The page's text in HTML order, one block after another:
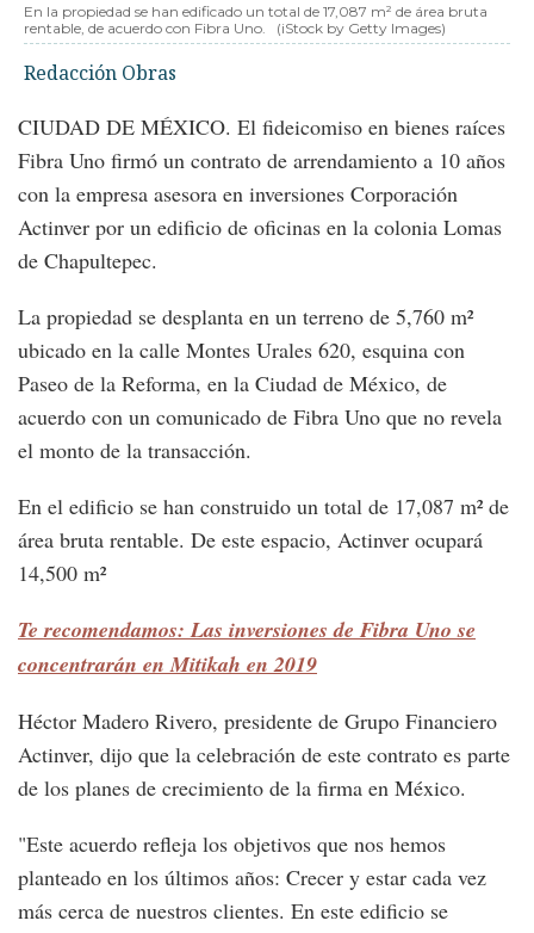
En la propiedad se han edificado un total de 17,087 m² de área bruta
rentable, de acuerdo con Fibra Uno.
(iStock by Getty Images)
Redacción Obras
CIUDAD DE MÉXICO. El fideicomiso en bienes raíces
Fibra Uno firmó un contrato de arrendamiento a 10 años
con la empresa asesora en inversiones Corporación
Actinver por un edificio de oficinas en la colonia Lomas
de Chapultepec.
La propiedad se desplanta en un terreno de 5,760 m²
ubicado en la calle Montes Urales 620, esquina con
Paseo de la Reforma, en la Ciudad de México, de
acuerdo con un comunicado de Fibra Uno que no revela
el monto de la transacción.
En el edificio se han construido un total de 17,087 m² de
área bruta rentable. De este espacio, Actinver ocupará
14,500 m²
Te recomendamos: Las inversiones de Fibra Uno se
concentrarán en Mitikah en 2019
Héctor Madero Rivero, presidente de Grupo Financiero
Actinver, dijo que la celebración de este contrato es parte
de los planes de crecimiento de la firma en México.
"Este acuerdo refleja los objetivos que nos hemos
planteado en los últimos años: Crecer y estar cada vez
más cerca de nuestros clientes. En este edificio se